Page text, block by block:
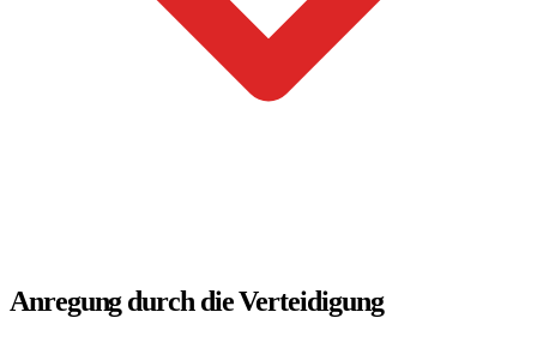
Anregung durch die Verteidigung